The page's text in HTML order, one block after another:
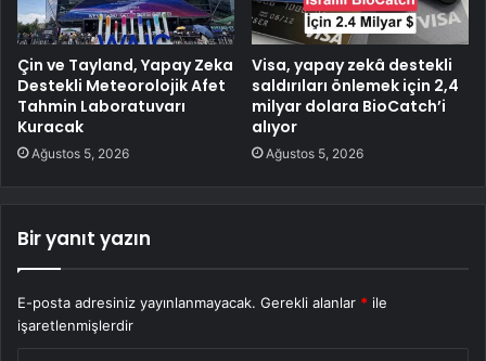
Çin ve Tayland, Yapay Zeka
Destekli Meteorolojik Afet
Tahmin Laboratuvarı
Kuracak
Ağustos 5, 2026
Visa, yapay zekâ destekli
saldırıları önlemek için 2,4
milyar dolara BioCatch’i
alıyor
Ağustos 5, 2026
Bir yanıt yazın
E-posta adresiniz yayınlanmayacak. Gerekli alanlar * ile
işaretlenmişlerdir